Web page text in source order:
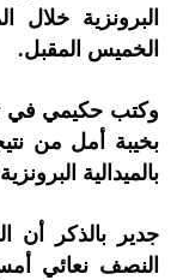
البرونزية خلال
الخميس المقبل.
وكتب حكيمي في
بخيبة أمل من
بالميدالية
جدير بالذكر أن
النصف نعائي